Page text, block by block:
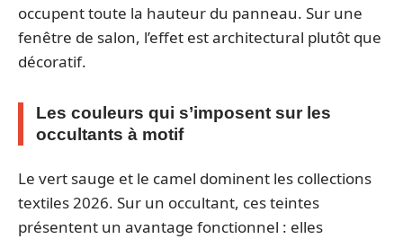
occupent toute la hauteur du panneau. Sur une
fenêtre de salon, l’effet est architectural plutôt que
décoratif.
Les couleurs qui s’imposent sur les
occultants à motif
Le vert sauge et le camel dominent les collections
textiles 2026. Sur un occultant, ces teintes
présentent un avantage fonctionnel : elles